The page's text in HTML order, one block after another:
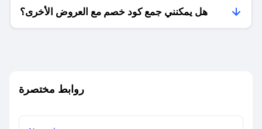
هل يمكنني جمع كود خصم مع العروض الأخرى؟
روابط مختصرة